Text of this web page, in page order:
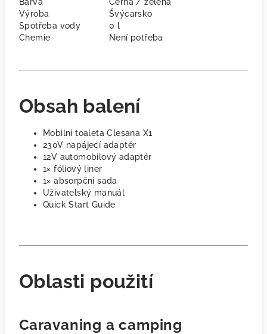
Výroba
Švýcarsko
Spotřeba vody
0 l
Chemie
Není potřeba
Obsah balení
Mobilní toaleta Clesana X1
230V napájecí adaptér
12V automobilový adaptér
1× fóliový liner
1× absorpční sada
Uživatelský manuál
Quick Start Guide
Oblasti použití
Caravaning a camping